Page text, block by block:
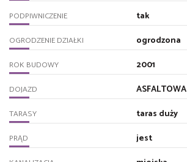
PODPIWNICZENIE tak
OGRODZENIE DZIAŁKI ogrodzona
ROK BUDOWY 2001
DOJAZD ASFALTOWA
TARASY taras duży
PRĄD jest